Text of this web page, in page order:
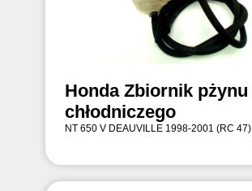
Honda Zbiornik pżynu
chłodniczego
NT 650 V DEAUVILLE 1998-2001 (RC 47)